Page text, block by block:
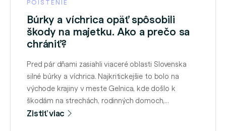
POISTENIE
Búrky a víchrica opäť spôsobili
škody na majetku. Ako a prečo sa
chrániť?
Pred pár dňami zasiahli viaceré oblasti Slovenska
silné búrky a víchrica. Najkritickejšie to bolo na
východe krajiny v meste Gelnica, kde došlo k
škodám na strechách, rodinných domoch,
záhradách aj zaparkovaných vozidlách. Silný vietor s
Zistiť viac